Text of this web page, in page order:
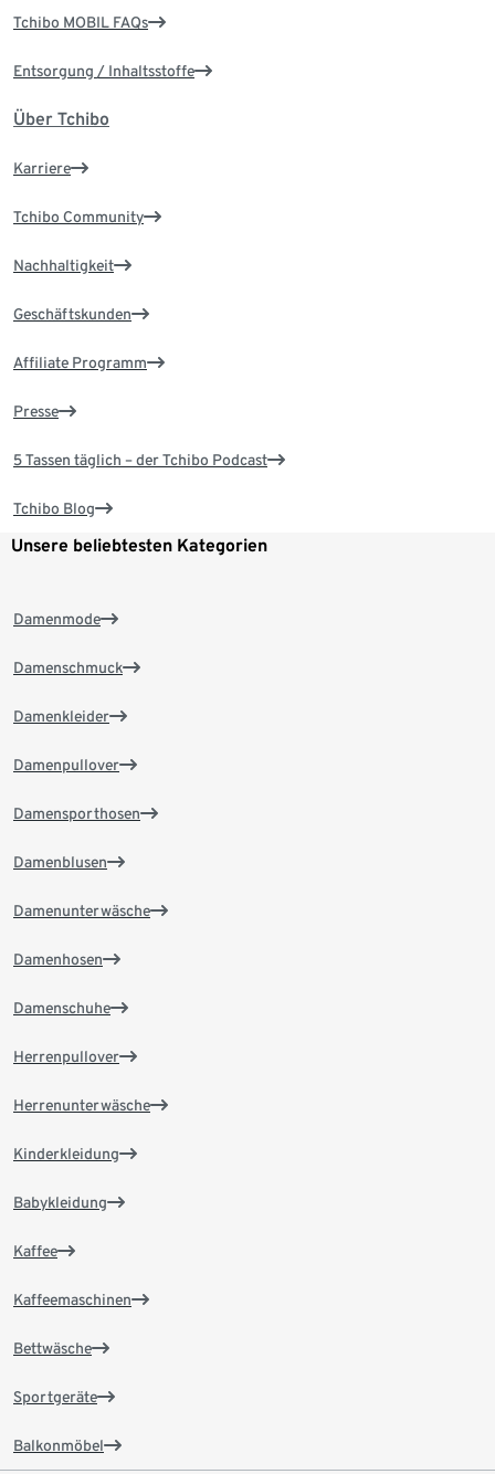
Tchibo MOBIL FAQs
Entsorgung / Inhaltsstoffe
Über Tchibo
Karriere
Tchibo Community
Nachhaltigkeit
Geschäftskunden
Affiliate Programm
Presse
5 Tassen täglich – der Tchibo Podcast
Tchibo Blog
Unsere beliebtesten Kategorien
Damenmode
Damenschmuck
Damenkleider
Damenpullover
Damensporthosen
Damenblusen
Damenunterwäsche
Damenhosen
Damenschuhe
Herrenpullover
Herrenunterwäsche
Kinderkleidung
Babykleidung
Kaffee
Kaffeemaschinen
Bettwäsche
Sportgeräte
Balkonmöbel